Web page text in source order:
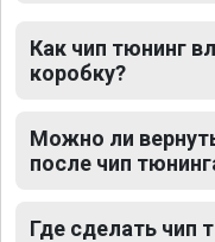
Как чип тюнинг
коробку?
Можно ли
после чип
Где сделать чип